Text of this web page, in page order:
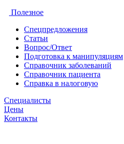
Полезное
Спецпредложения
Статьи
Вопрос/Ответ
Подготовка к манипуляциям
Справочник заболеваний
Справочник пациента
Справка в налоговую
Специалисты
Цены
Контакты